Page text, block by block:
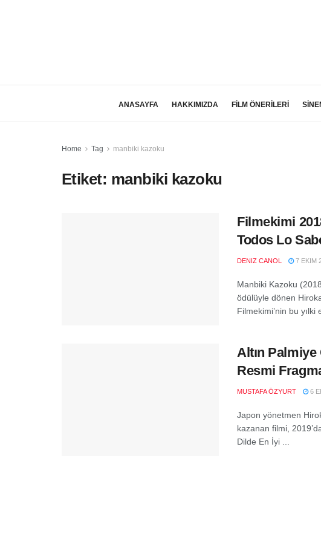
ANASAYFA HAKKIMIZDA FİLM ÖNERİLERİ
Home Tag manbiki kazoku
Etiket: manbiki kazoku
Filmekimi
Todos Lo
DENIZ CANOL 7 EKIM
Manbiki Kazoku
ödülüyle dönen
Filmekimi’nin bu yılki
Altın Palmiye
Resmi
MUSTAFA ÖZYURT 6
Japon yönetmen
kazanan filmi,
Dilde En İyi ...